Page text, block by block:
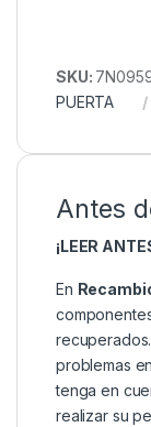
SKU:
PUERTA
Antes
¡LEER
En
problemas
tenga en
realizar su